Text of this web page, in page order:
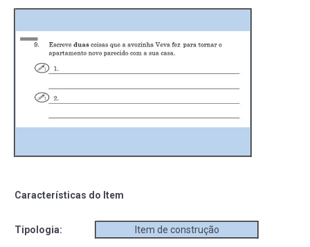
Características do Item
Tipologia: Item de construção